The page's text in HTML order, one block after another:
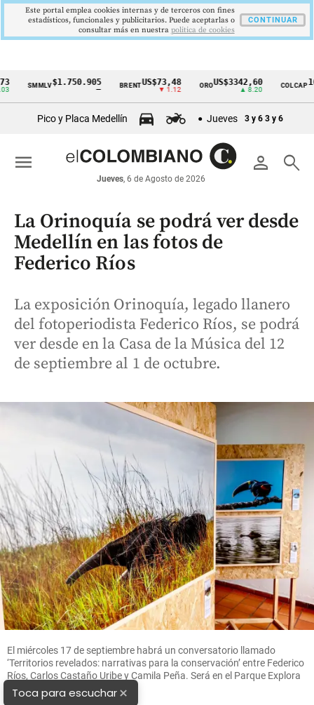
Cintillo
económicos
Colombia
SMMLV$1.750.905 BRENT US$73,48
▼ 1.12
ORO US$3342,60 COLCAP
Pico y Placa Medellín Jueves 3 y 6 3 y 6
person search
Jueves, 6 de Agosto de 2026
menu
La Orinoquía se podrá ver desde
Medellín en las fotos de
Federico Ríos
La exposición Orinoquía, legado llanero
del fotoperiodista Federico Ríos, se podrá
ver desde en la Casa de la Música del 12
de septiembre al 1 de octubre.
El miércoles 17 de septiembre habrá un conversatorio llamado
‘Territorios revelados: narrativas para la conservación’ entre Federico
Ríos, Carlos Castaño Uribe y Camila Peña. Será en el Parque Explora
a las 5:00 p.m. Foto cortesía.
Toca para escuchar×
Este portal emplea cookies internas y de terceros con fines
estadísticos, funcionales y publicitarios. Puede aceptarlas o
consultar más en nuestra politica de cookies
CONTINUAR